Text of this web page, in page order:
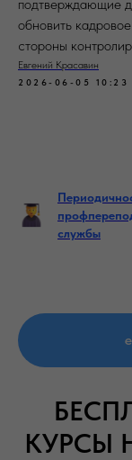
подтверждающие
обновить
стороны
Евгений Красавин
2026-06-05 10:23
службы
КУРСЫ